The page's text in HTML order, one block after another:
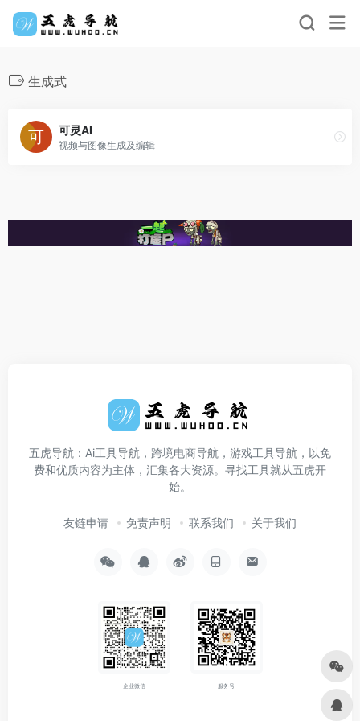
生成式
可灵AI
视频与图像生成及编辑
五虎导航：Ai工具导航，跨境电商导航，游戏工具导航，以免
费和优质内容为主体，汇集各大资源。寻找工具就从五虎开
始。
友链申请 免责声明 联系我们 关于我们
企业微信 服务号